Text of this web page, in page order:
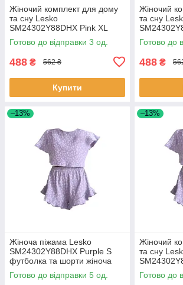
Жіночий комплект для дому
та сну Lesko
SM24302Y88DHX Pink XL
футболка та шорти жіноча
піжама 4 шт.
Готово до відправки 3 од.
488 ₴ 562 ₴
Купити
Жіночий
та сну
футболка
піжама 5
Готово до
488 ₴
–13%
Жіноча піжама Lesko
SM24302Y88DHX Purple S
футболка та шорти жіноча
піжама 6 шт.
Готово до відправки 5 од.
–13%
Жіночий
та сну
футболка
піжама 4
Готово до